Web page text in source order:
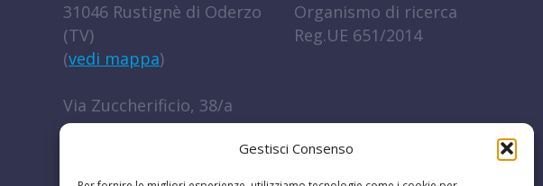
Gestisci Consenso
31046 Rustignè di Oderzo
(TV)
(vedi mappa)
Via Zuccherificio, 38/a
45100 Rovigo (RO)
Organismo di ricerca
Reg.UE 651/2014